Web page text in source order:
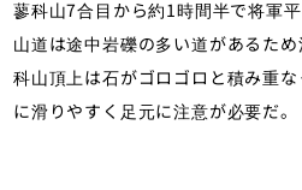
蓼科山7合目から約1時間半で将軍
山道は途中岩礫の多い道があるた
科山頂上は石がゴロゴロと積み重
に滑りやすく足元に注意が必要だ。